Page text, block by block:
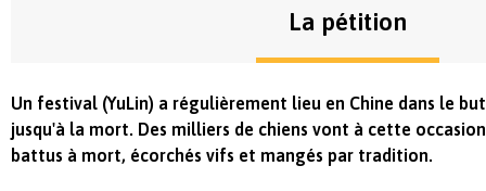
La pétition
Un festival (YuLin) a régulièrement lieu en Chine dans le
jusqu'à la mort. Des milliers de chiens vont à cette
battus à mort, écorchés vifs et mangés par tradition.